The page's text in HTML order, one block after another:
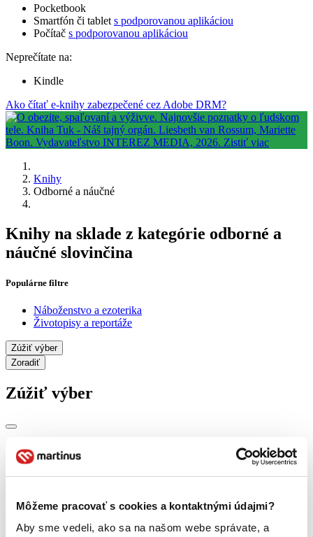
Môžeme pracovať s cookies a kontaktnými údajmi?
Aby sme vedeli, ako sa na našom webe správate, a
Pocketbook
Smartfón či tablet s podporovanou aplikáciou
Počítač s podporovanou aplikáciou
Neprečítate na:
Kindle
Ako čítať e-knihy zabezpečené cez Adobe DRM?
Knihy
Odborné a náučné
Knihy na sklade z kategórie odborné a
náučné slovinčina
Populárne filtre
Náboženstvo a ezoterika
Životopisy a reportáže
Zúžiť výber
Zoradiť
Zúžiť výber
Zobraziť iba
novinky (0 titulov)
zľavnené tituly (0 titulov)zľavnené tituly
Dostupnosť
predpredaj (0 titulov)predpredaj